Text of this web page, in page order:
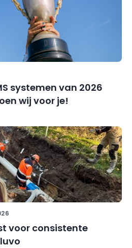
systemen van 2026
wij voor je!
voor consistente